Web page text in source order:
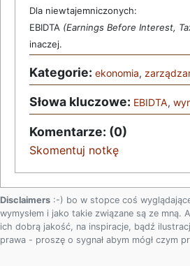
Dla niewtajemniczonych:
EBIDTA (Earnings Before Interest,
inaczej.
Kategorie: ekonomia,
Słowa kluczowe: EBIDTA,
Komentarze: (0)
Skomentuj notkę
Disclaimers :-) bo w stopce coś
wymysłem i jako takie związane są ze
ich dobrą jakość, na inspiracje, bądź
prawa - proszę o sygnał abym mógł czym